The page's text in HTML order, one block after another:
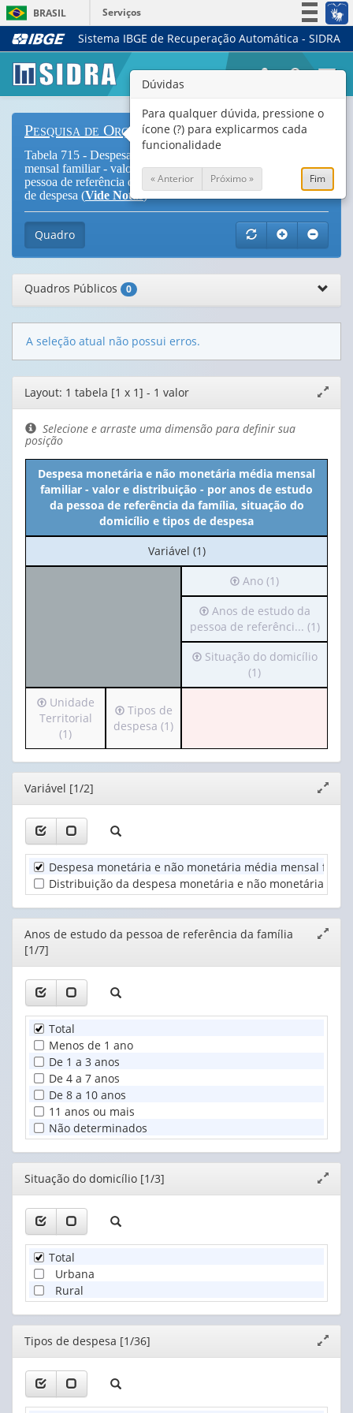
BRASIL
Serviços
Simplifique!
Legislação
Canais
Sistema IBGE de Recuperação Automática - SIDRA
Pesquisa de Orçamentos Familiares
Tabela 715 - Despesa monetária e não monetária média
mensal familiar - valor e distribuição - por anos de estudo da
pessoa de referência da família, situação do domicílio e tipos
de despesa (Vide Notas )
Quadro
Quadros Públicos 0
A seleção atual não possui erros.
Editor
de
layout
janela
Layout: 1 tabela [1 x 1] - 1 valor
Selecione e arraste uma dimensão para definir sua
posição
Despesa monetária e não monetária média mensal
familiar - valor e distribuição - por anos de estudo
da pessoa de referência da família, situação do
domicílio e tipos de despesa
No
cabeçalho:
Variável (1)
Irá
para
o
cabeçalho
(possui
apenas
valor):
Ano (1)
Irá
para
o
cabeçalho
apenas
Anos
(1)
Anos de estudo da
pessoa de referênci... (1)
Irá
o
1
valor):
Situação do domicílio
(1)
Irá
para
cabeçalho
(possui
apenas
1
Unidade
Territorial
(1)
Unidade
Territorial
(1)
Irá
para
(possui
1
Tipos
de
despesa
(1)
Tipos de
despesa (1)
Editor
janela
Variável [1/2]
Despesa monetária e não monetária média mensal
Distribuição da despesa monetária e não monetária
Editor
Anos de estudo da pessoa de referência da família
[1/7]
Total
Menos de 1 ano
De 1 a 3 anos
De 4 a 7 anos
De 8 a 10 anos
11 anos ou mais
Não determinados
Editor
janela
Situação do domicílio [1/3]
Total
Urbana
Rural
Editor
janela
Tipos de despesa [1/36]
Dúvidas
Para qualquer dúvida, pressione o
ícone (?) para explicarmos cada
funcionalidade
« Anterior Próximo » Fim